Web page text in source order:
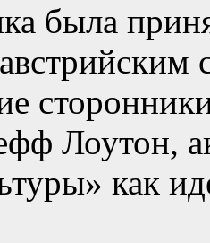
была
Лоутон,
как